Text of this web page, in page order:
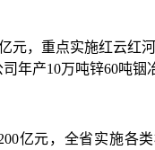
元，重点实施红云红
年产10万吨锌60吨铟
亿元，全省实施各